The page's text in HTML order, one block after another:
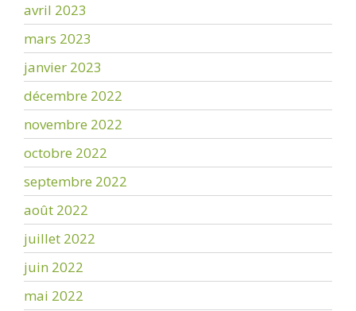
avril 2023
mars 2023
janvier 2023
décembre 2022
novembre 2022
octobre 2022
septembre 2022
août 2022
juillet 2022
juin 2022
mai 2022